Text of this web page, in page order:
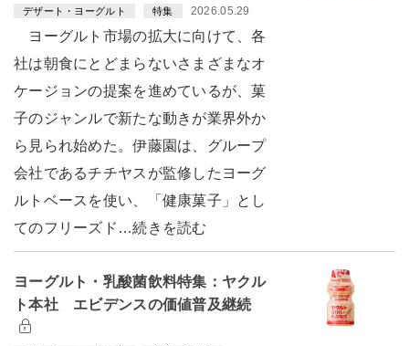
デザート・ヨーグルト 特集 2026.05.29
ヨーグルト市場の拡大に向けて、各
社は朝食にとどまらないさまざまなオ
ケージョンの提案を進めているが、菓
子のジャンルで新たな動きが業界外か
ら見られ始めた。伊藤園は、グループ
会社であるチチヤスが監修したヨーグ
ルトベースを使い、「健康菓子」とし
てのフリーズド…続きを読む
ヨーグルト・乳酸菌飲料特集：ヤクル
ト本社 エビデンスの価値普及継続